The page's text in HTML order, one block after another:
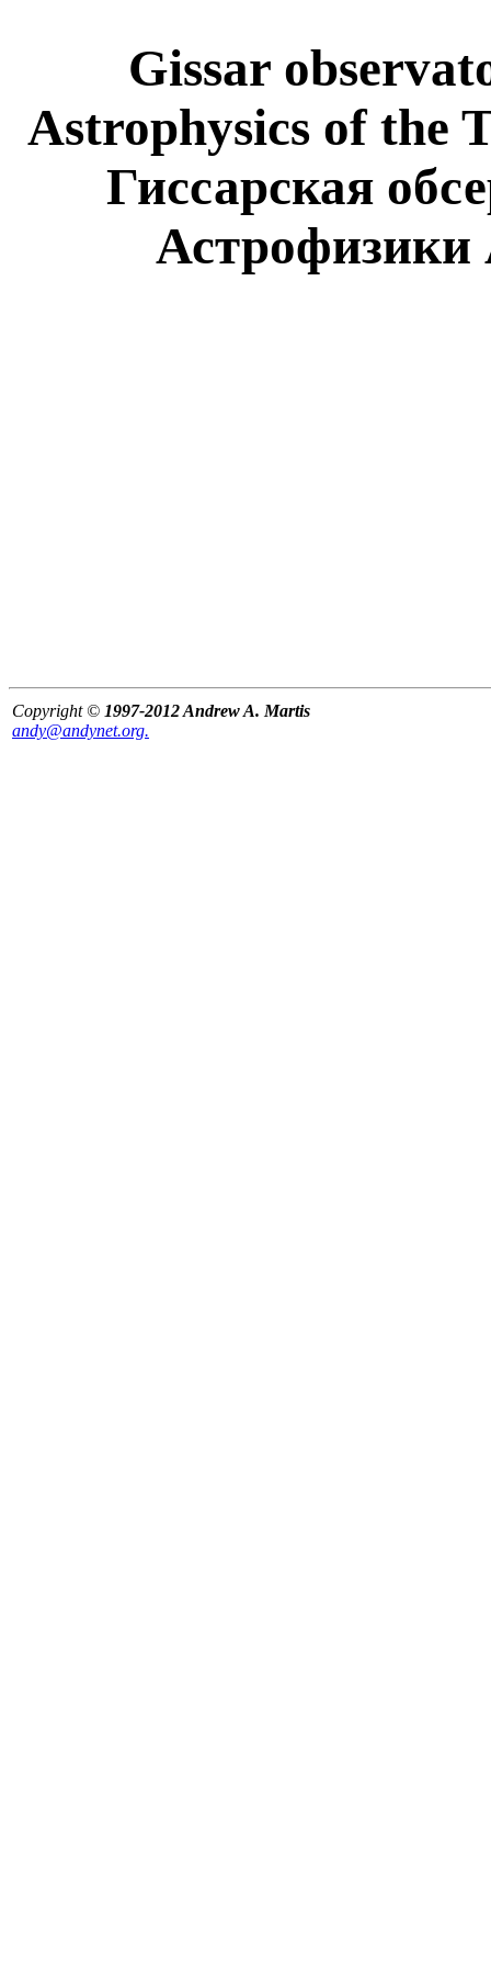
Gissar
Astrophysics of the
Гиссарская
Copyright © 1997-2012 Andrew A. Martis
andy@andynet.org.